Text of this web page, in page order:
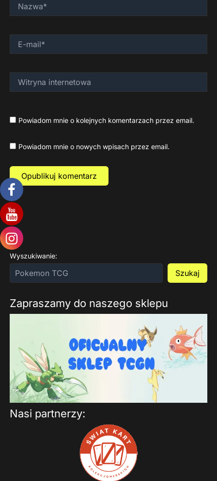
mail*
internetowa
Powiadom mnie o kolejnych komentarzach przez email.
Powiadom mnie o nowych wpisach przez email.
Wyszukiwanie:
Szukaj
Zapraszamy do naszego sklepu
Nasi partnerzy: